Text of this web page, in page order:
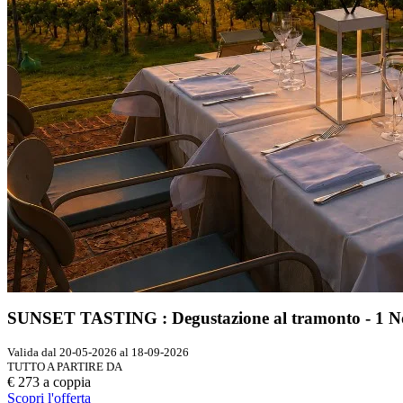
SUNSET TASTING : Degustazione al tramonto - 1
Valida dal 20-05-2026 al 18-09-2026
TUTTO A PARTIRE DA
€ 273 a coppia
Scopri l'offerta